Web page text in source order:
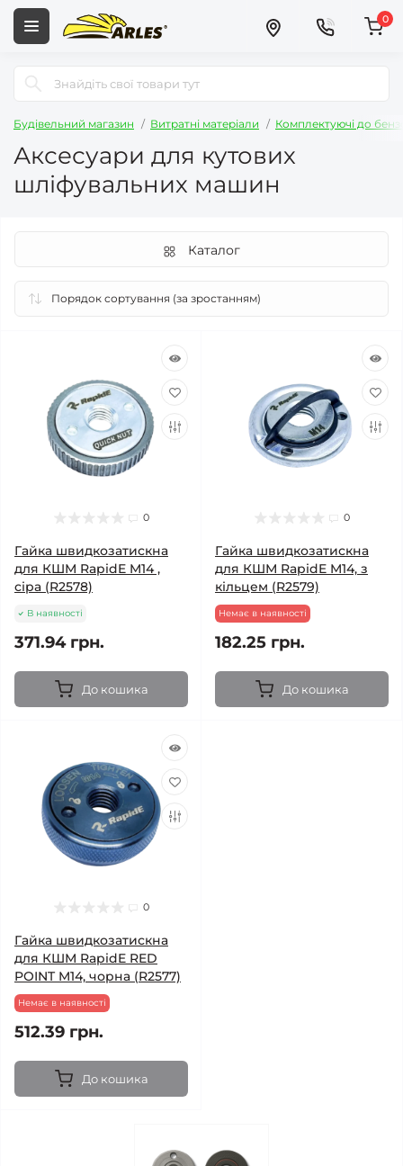
0
Будівельний магазин Витратні матеріали Комплектуючі до
Аксесуари для кутових
шліфувальних машин
Каталог
0
Гайка швидкозатискна
для КШМ RapidE M14 ,
сіра (R2578)
В наявності
371.94 грн.
До кошика
0
Гайка швидкозатискна
для КШМ RapidE M14, з
кільцем (R2579)
Немає в наявності
182.25 грн.
До кошика
0
Гайка швидкозатискна
для КШМ RapidE RED
POINT M14, чорна (R2577)
Немає в наявності
512.39 грн.
До кошика